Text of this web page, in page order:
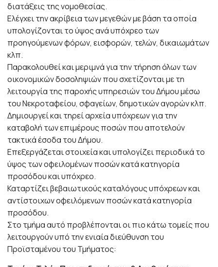
διατάξεις της νομοθεσίας.
Ελέγχει την ακρίβεια των μεγεθών με βάση τα οποία
υπολογίζονται το ύψος ανά υπόχρεο των
προηγούμενων φόρων, εισφορών, τελών, δικαιωμάτων
κλπ.
Παρακολουθεί και μεριμνά για την τήρηση όλων των
οικονομικών δοσοληψιών που σχετίζονται με τη
λειτουργία της παροχής υπηρεσιών του Δήμου μέσω
του Νεκροταφείου, σφαγείων, δημοτικών αγορών κλπ.
Δημιουργεί και τηρεί αρχεία υπόχρεων για την
καταβολή των επιμέρους ποσών που αποτελούν
τακτικά έσοδα του Δήμου.
Επεξεργάζεται στοιχεία και υπολογίζει περιοδικά το
ύψος των οφειλομένων ποσών κατά κατηγορία
προσόδου και υπόχρεο.
Καταρτίζει βεβαιωτικούς καταλόγους υπόχρεων και
αντίστοιχων οφειλόμενων ποσών κατά κατηγορία
προσόδου.
Στο τμήμα αυτό προβλέπονται οι πιο κάτω τομείς που
λειτουργούν υπό την ενιαία διεύθυνση του
Προϊσταμένου του Τμήματος: